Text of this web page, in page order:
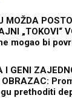
MOŽDA
„TOKOVI“
mogao bi
I GENI
prethoditi